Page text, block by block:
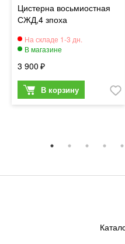
Цистерна восьмиостная
СЖД,4 зпоха
3 900